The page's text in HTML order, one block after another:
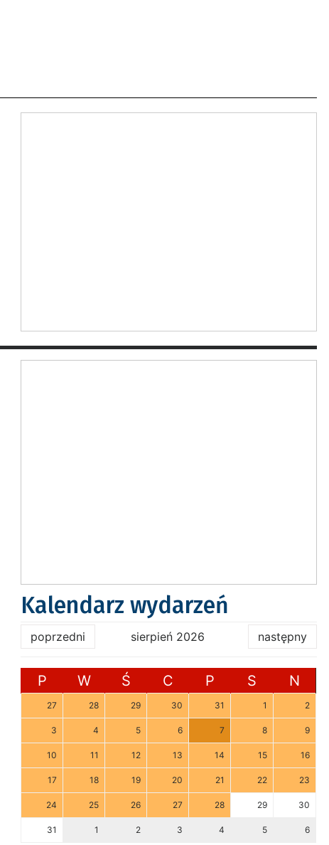
Kalendarz wydarzeń
poprzedni sierpień 2026 następny
P W Ś C P S N
27 28 29 30 31 1 2
3 4 5 6 7 8 9
10 11 12 13 14 15 16
17 18 19 20 21 22 23
24 25 26 27 28 29 30
31 1 2 3 4 5 6